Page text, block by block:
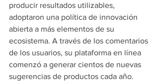
producir resultados utilizables,
adoptaron una política de innovación
abierta a más elementos de su
ecosistema. A través de los comentarios
de los usuarios, su plataforma en línea
comenzó a generar cientos de nuevas
sugerencias de productos cada año.